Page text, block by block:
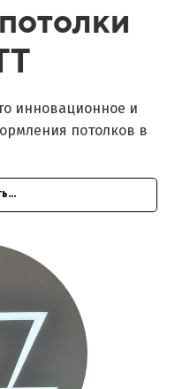
инновационное и
потолков в